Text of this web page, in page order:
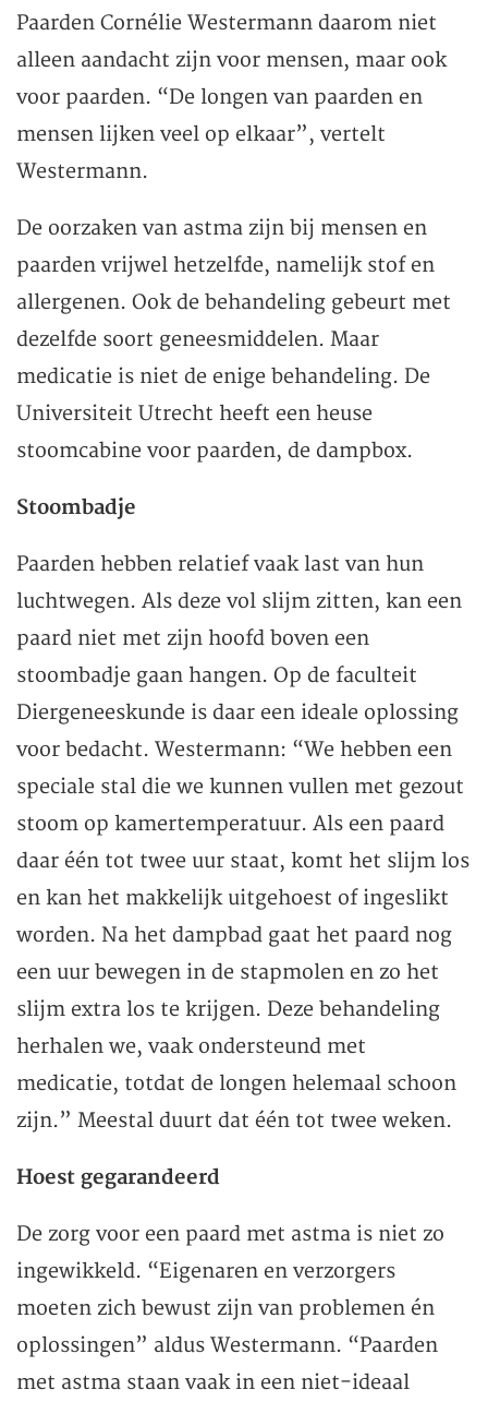
Paarden Cornélie Westermann daarom niet
alleen aandacht zijn voor mensen, maar ook
voor paarden. “De longen van paarden en
mensen lijken veel op elkaar”, vertelt
Westermann.
De oorzaken van astma zijn bij mensen en
paarden vrijwel hetzelfde, namelijk stof en
allergenen. Ook de behandeling gebeurt met
dezelfde soort geneesmiddelen. Maar
medicatie is niet de enige behandeling. De
Universiteit Utrecht heeft een heuse
stoomcabine voor paarden, de dampbox.
Stoombadje
Paarden hebben relatief vaak last van hun
luchtwegen. Als deze vol slijm zitten, kan een
paard niet met zijn hoofd boven een
stoombadje gaan hangen. Op de faculteit
Diergeneeskunde is daar een ideale oplossing
voor bedacht. Westermann: “We hebben een
speciale stal die we kunnen vullen met gezout
stoom op kamertemperatuur. Als een paard
daar één tot twee uur staat, komt het slijm los
en kan het makkelijk uitgehoest of ingeslikt
worden. Na het dampbad gaat het paard nog
een uur bewegen in de stapmolen en zo het
slijm extra los te krijgen. Deze behandeling
herhalen we, vaak ondersteund met
medicatie, totdat de longen helemaal schoon
zijn.” Meestal duurt dat één tot twee weken.
Hoest gegarandeerd
De zorg voor een paard met astma is niet zo
ingewikkeld. “Eigenaren en verzorgers
moeten zich bewust zijn van problemen én
oplossingen” aldus Westermann. “Paarden
met astma staan vaak in een niet-ideaal